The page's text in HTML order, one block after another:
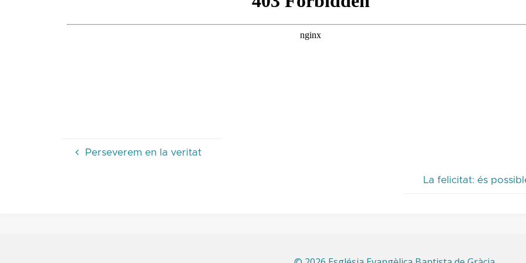
Perseverem en la veritat
La felicitat: és